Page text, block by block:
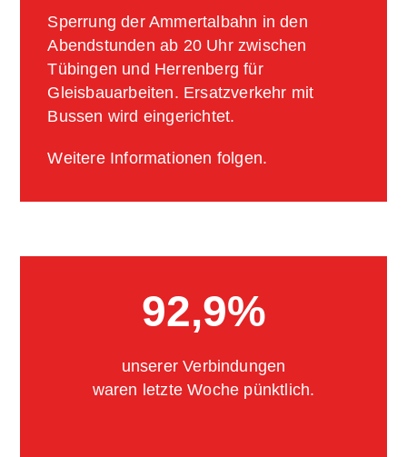
Sperrung der Ammertalbahn in den
Abendstunden ab 20 Uhr zwischen
Tübingen und Herrenberg für
Gleisbauarbeiten. Ersatzverkehr mit
Bussen wird eingerichtet.
Weitere Informationen folgen.
92,9%
unserer Verbindungen
waren letzte Woche pünktlich.